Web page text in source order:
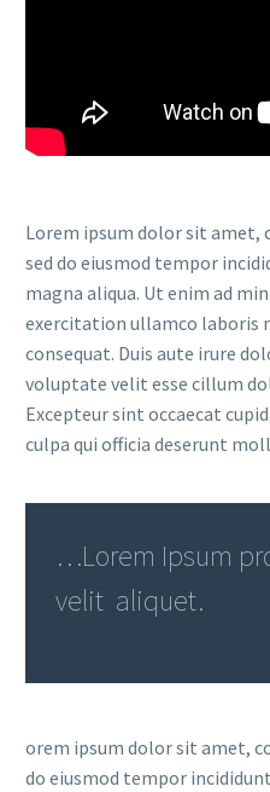
Lorem ipsum dolor sit amet,
sed do eiusmod tempor
magna aliqua. Ut enim ad
exercitation ullamco laboris
consequat. Duis aute irure
voluptate velit esse cillum
Excepteur sint occaecat
culpa qui officia deserunt
…Lorem Ipsum
velit aliquet.
orem ipsum dolor sit amet,
do eiusmod tempor